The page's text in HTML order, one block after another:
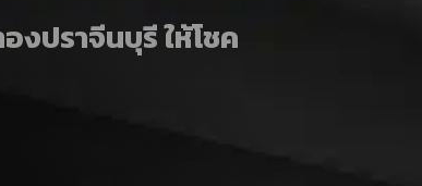
งปราจีนบุรี ให้โชค